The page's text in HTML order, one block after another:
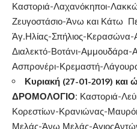
Καστοριά-Λαχανόκηποι-
Ζευγοστάσιο-Άνω και Κάτω
Άγ.Ηλίας-Σπήλιος-
Διαλεκτό-Βοτάνι-
Ασπρονέρι-Κρεμαστή-
Κυριακή (27-01-2019) και
ΔΡΟΜΟΛΟΓΙΟ: Καστοριά-
Κορεστίων-Κρανιώνας-
Μελάς-Άνω Μελάς-